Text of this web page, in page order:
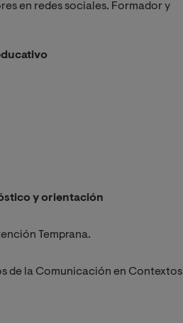
en redes sociales. Formador y
y orientación
Temprana.
de la Comunicación en Contextos